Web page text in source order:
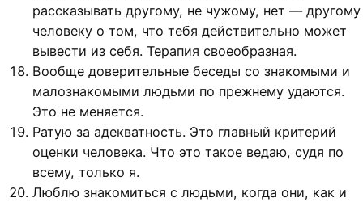
рассказывать другому, не чужому, нет — другому
человеку о том, что тебя действительно может
вывести из себя. Терапия своеобразная.
Вообще доверительные беседы со знакомыми и
малознакомыми людьми по прежнему удаются.
Это не меняется.
Ратую за адекватность. Это главный критерий
оценки человека. Что это такое ведаю, судя по
всему, только я.
Люблю знакомиться с людьми, когда они, как и